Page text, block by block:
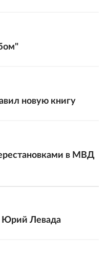
новую книгу
в МВД
Юрий Левада